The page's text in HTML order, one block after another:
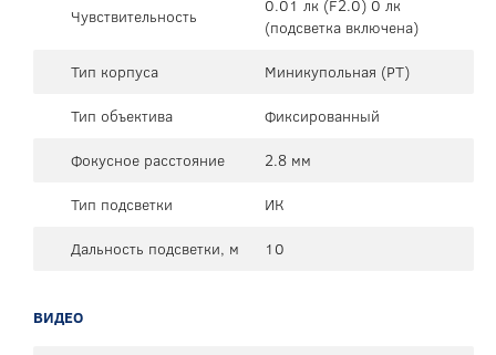
Чувствительность
0.01 лк (F2.0) 0 лк
(подсветка включена)
Тип корпуса
Миникупольная (PT)
Тип объектива
Фиксированный
Фокусное расстояние
2.8 мм
Тип подсветки
ИК
Дальность подсветки, м
10
ВИДЕО